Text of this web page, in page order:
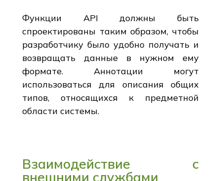
Функции API должны быть
спроектированы таким образом, чтобы
разработчику было удобно получать и
возвращать данные в нужном ему
формате. Аннотации могут
использоваться для описания общих
типов, относящихся к предметной
области системы.
Взаимодействие с
внешними службами